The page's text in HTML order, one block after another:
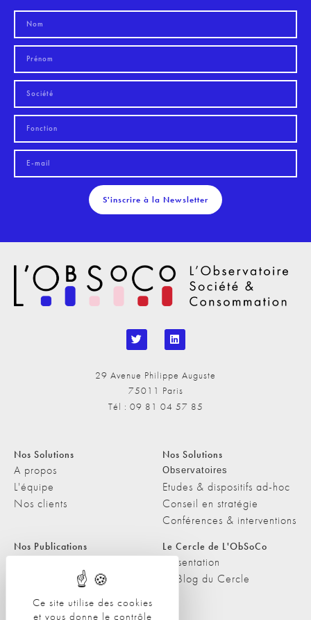
Ce site utilise des cookies
et vous donne le contrôle
S'inscrire à la Newsletter
29 Avenue Philippe Auguste
75011 Paris
Tél : 09 81 04 57 85
Nos Solutions
A propos
L'équipe
Nos clients
Nos Solutions
Observatoires
Etudes & dispositifs ad-hoc
Conseil en stratégie
Conférences & interventions
Nos Publications
Les Podcasts de L'ObSoCo
L'ObSoCo dans les médias
Le Cercle de L'ObSoCo
Présentation
Le Blog du Cercle